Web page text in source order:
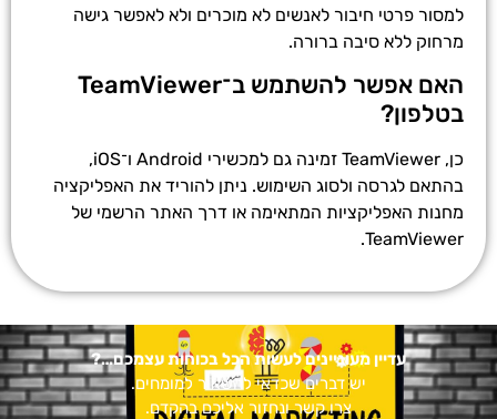
למסור פרטי חיבור לאנשים לא מוכרים ולא לאפשר גישה
מרחוק ללא סיבה ברורה.
האם אפשר להשתמש ב־TeamViewer
בטלפון?
כן, TeamViewer זמינה גם למכשירי Android ו־iOS,
בהתאם לגרסה ולסוג השימוש. ניתן להוריד את האפליקציה
מחנות האפליקציות המתאימה או דרך האתר הרשמי של
TeamViewer.
עדיין מעוניינים לעשות הכל בכוחות עצמכם…?
יש דברים שכדאי להשאיר למומחים.
צרו קשר ונחזור אליכם בהקדם.